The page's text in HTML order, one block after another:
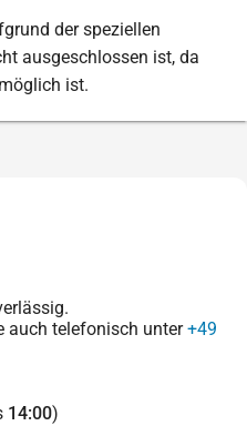
der speziellen
ausgeschlossen ist, da
ist.
auch telefonisch unter+49
14:00)